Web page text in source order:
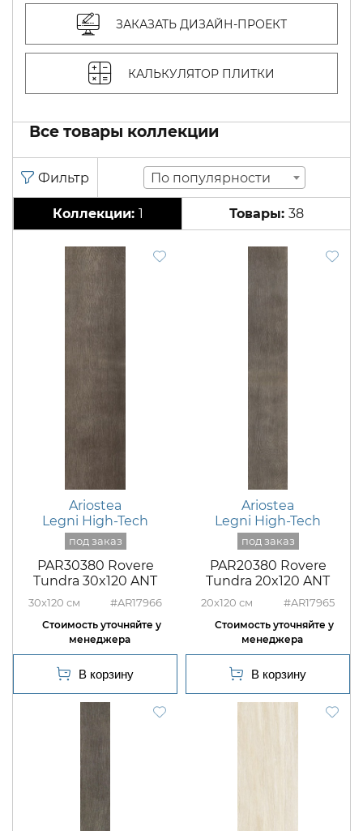
ЗАКАЗАТЬ ДИЗАЙН-ПРОЕКТ
КАЛЬКУЛЯТОР ПЛИТКИ
Все товары коллекции
По популярности
1 38
Ariostea
Legni High-Tech
PAR30380 Rovere
Tundra 30x120 ANT
30x120 #AR17966
Ariostea
Legni High-Tech
PAR20380 Rovere
Tundra 20x120 ANT
20x120 #AR17965